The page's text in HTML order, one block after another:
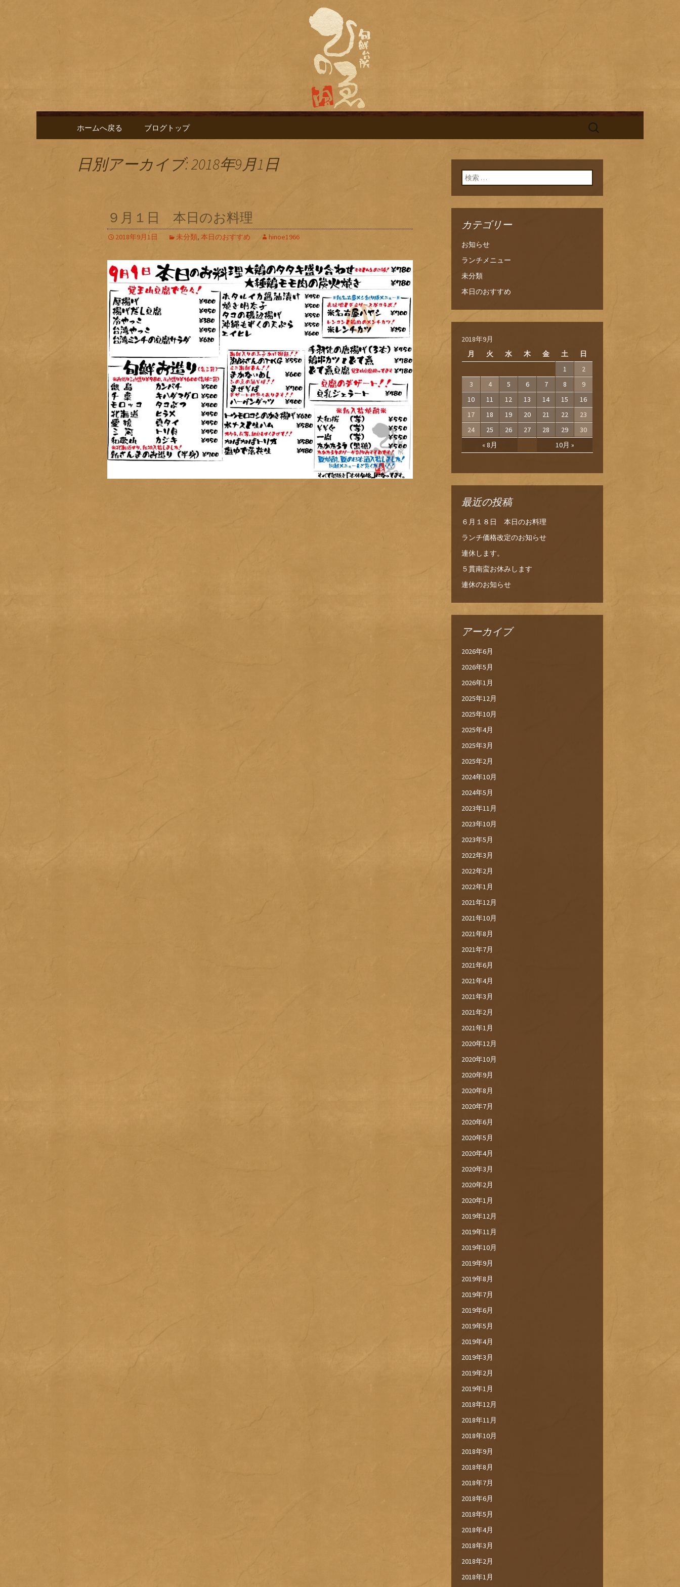
名古屋市栄にある居酒屋「旬鮮台所ひの
名古屋市栄にある居酒屋「旬鮮台所ひのゑ（ひのえ）」。豊富な焼酎と海鮮料理を中心とした、お酒
に合う肴を楽しめるお店です。季節で変わるおすすめメニューや日替わりランチの新着情報を随時更
コンテンツへ移動
ホームへ戻る ブログトップ
検
日別アーカイブ: 2018年9月1日
９月１日 本日のお料理
2018年9月1日 未分類, 本日のおすすめ hinoe1966
検索:
カテゴリー
お知らせ
ランチメニュー
未分類
本日のおすすめ
2018年9月
月
火 水 木 金 土 日
« 8月 10月 »
1
2
3
4 5 6 7 8
9
10
11 12 13 14 15
16
17
18 19 20 21 22
23
24
25 26 27 28 29 30
最近の投稿
６月１８日 本日のお料理
ランチ価格改定のお知らせ
連休します。
５貫南蛮お休みします
連休のお知らせ
アーカイブ
2026年6月
2026年5月
2026年1月
2025年12月
2025年10月
2025年4月
2025年3月
2025年2月
2024年10月
2024年5月
2023年11月
2023年10月
2023年5月
2022年3月
2022年2月
2022年1月
2021年12月
2021年10月
2021年8月
2021年7月
2021年6月
2021年4月
2021年3月
2021年2月
2021年1月
2020年12月
2020年10月
2020年9月
2020年8月
2020年7月
2020年6月
2020年5月
2020年4月
2020年3月
2020年2月
2020年1月
2019年12月
2019年11月
2019年10月
2019年9月
2019年8月
2019年7月
2019年6月
2019年5月
2019年4月
2019年3月
2019年2月
2019年1月
2018年12月
2018年11月
2018年10月
2018年9月
2018年8月
2018年7月
2018年6月
2018年5月
2018年4月
2018年3月
2018年2月
2018年1月